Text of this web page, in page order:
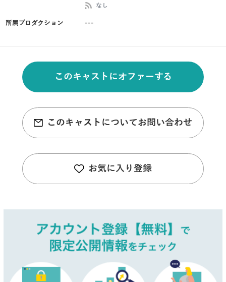
なし
所属プロダクション ---
このキャストにオファーする
このキャストについてお問い合わせ
お気に入り登録